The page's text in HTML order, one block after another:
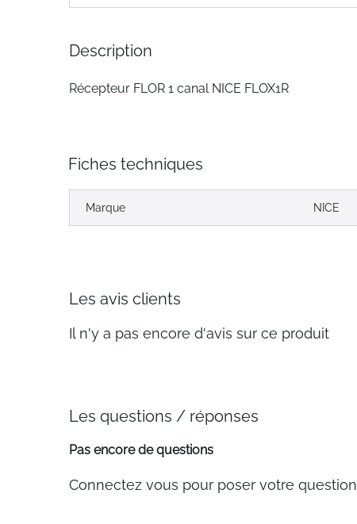
the
images
Description
Récepteur FLOR 1 canal NICE FLOX1R
Fiches techniques
Marque NICE
Les avis clients
Il n'y a pas encore d'avis sur ce produit
Les questions / réponses
Pas encore de questions
Connectez vous pour poser votre question